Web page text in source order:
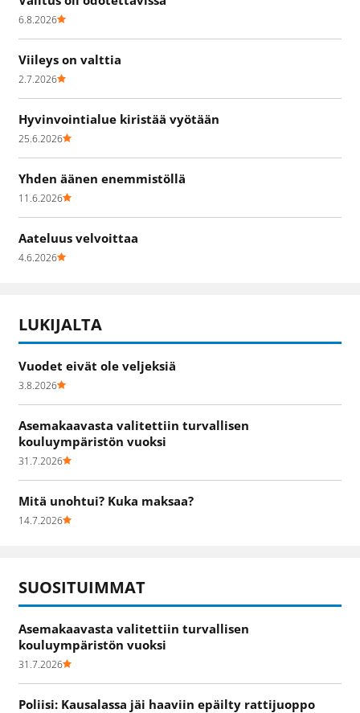
6.8.2026
Viileys on valttia
2.7.2026
Hyvinvointialue kiristää vyötään
25.6.2026
Yhden äänen enemmistöllä
11.6.2026
Aateluus velvoittaa
4.6.2026
LUKIJALTA
Vuodet eivät ole veljeksiä
3.8.2026
Asemakaavasta valitettiin turvallisen
kouluympäristön vuoksi
31.7.2026
Mitä unohtui? Kuka maksaa?
14.7.2026
SUOSITUIMMAT
Asemakaavasta valitettiin turvallisen
kouluympäristön vuoksi
31.7.2026
Poliisi: Kausalassa jäi haaviin epäilty rattijuoppo